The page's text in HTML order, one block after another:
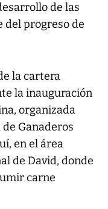
de las
del progreso de
la cartera
la inauguración
organizada
Ganaderos
en el área
de David, donde
carne